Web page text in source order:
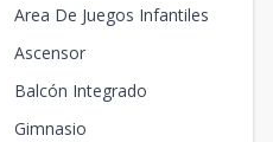
Area De Juegos Infantiles
Ascensor
Balcón Integrado
Gimnasio